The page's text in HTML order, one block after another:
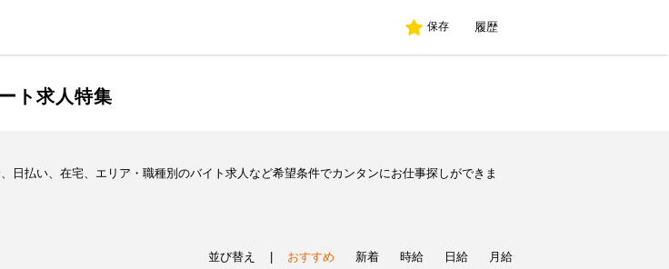
保存 履歴
ト求人特集
払い、在宅、エリア・職種別のバイト求人など希望条件でカンタンにお仕事探しができま
並び替え おすすめ 新着 時給 日給 月給